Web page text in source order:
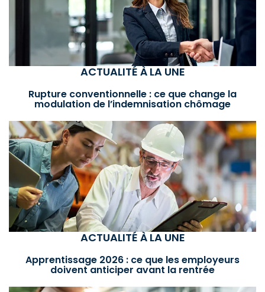
ACTUALITÉ À LA UNE
Rupture conventionnelle : ce que change la
modulation de l’indemnisation chômage
ACTUALITÉ À LA UNE
Apprentissage 2026 : ce que les employeurs
doivent anticiper avant la rentrée